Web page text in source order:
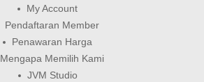
My Account
Pendaftaran Member
Penawaran Harga
Mengapa Memilih Kami
JVM Studio